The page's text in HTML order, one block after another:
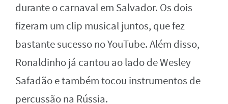
durante o carnaval em Salvador. Os dois
fizeram um clip musical juntos, que fez
bastante sucesso no YouTube. Além disso,
Ronaldinho já cantou ao lado de Wesley
Safadão e também tocou instrumentos de
percussão na Rússia.